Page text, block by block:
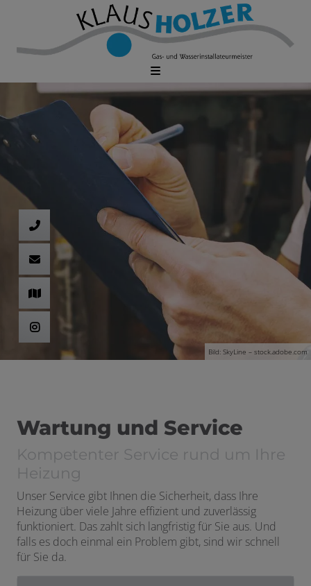
Bild: SkyLine – stock.adobe.com
Wartung und Service
Kompetenter Service rund um Ihre
Heizung
Unser Service gibt Ihnen die Sicherheit, dass Ihre
Heizung über viele Jahre effizient und zuverlässig
funktioniert. Das zahlt sich langfristig für Sie aus. Und
falls es doch einmal ein Problem gibt, sind wir schnell
für Sie da.
schließen
und schließen
und schließen